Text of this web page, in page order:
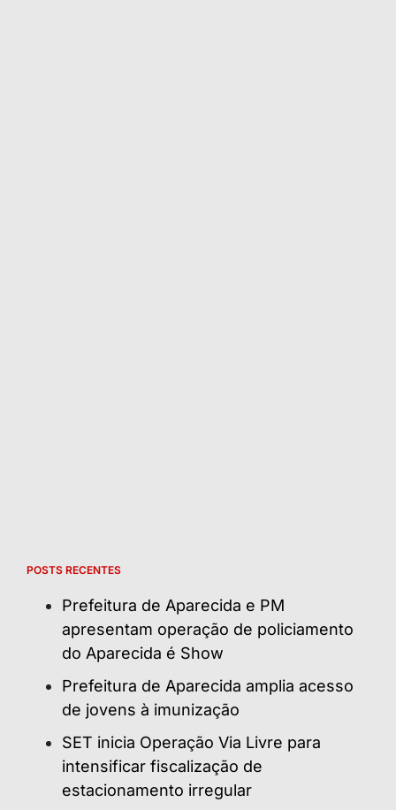
POSTS RECENTES
Prefeitura de Aparecida e PM
apresentam operação de policiamento
do Aparecida é Show
Prefeitura de Aparecida amplia acesso
de jovens à imunização
SET inicia Operação Via Livre para
intensificar fiscalização de
estacionamento irregular